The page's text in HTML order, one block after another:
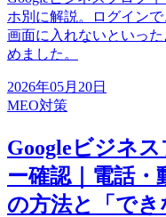
ホ別に解説。ログイン
画面に入れないといっ
めました。
2026年05月20日
MEO対策
Googleビジネ
ー確認｜電話・
の方法と「で